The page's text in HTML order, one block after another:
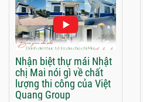
Nhận biệt thự mái Nhật
chị Mai nói gì về chất
lượng thi công của Việt
Quang Group